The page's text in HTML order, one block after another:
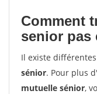
Comment
senior pas
Il existe
sénior. Pour plus
mutuelle sénior,